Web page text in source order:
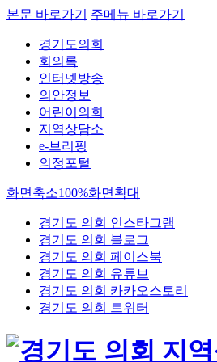
본문 바로가기 주메뉴 바로가기
경기도의회
회의록
인터넷방송
의안정보
어린이의회
지역상담소
e-브리핑
의정포털
화면축소100%화면확대
경기도 의회 인스타그램
경기도 의회 블로그
경기도 의회 페이스북
경기도 의회 유튜브
경기도 의회 카카오스토리
경기도 의회 트위터